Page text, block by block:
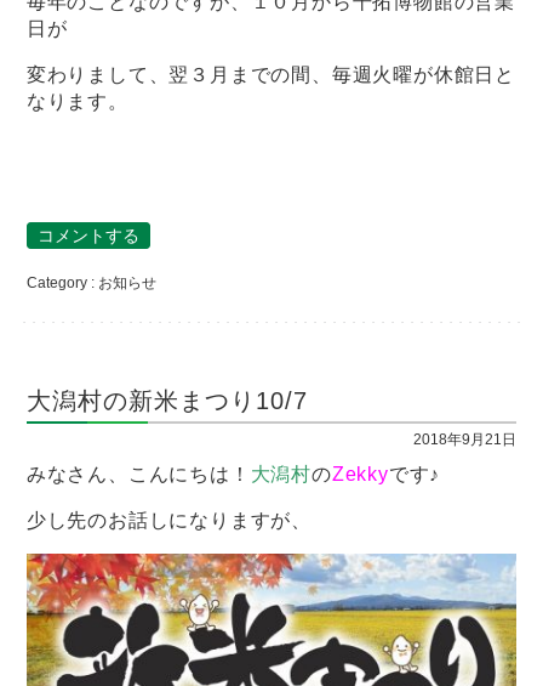
日が
変わりまして、翌３月までの間、毎週火曜が休館日と
なります。
コメントする
Category : お知らせ
大潟村の新米まつり10/7
2018年9月21日
みなさん、こんにちは！ 大潟村のZekkyです♪
少し先のお話しになりますが、